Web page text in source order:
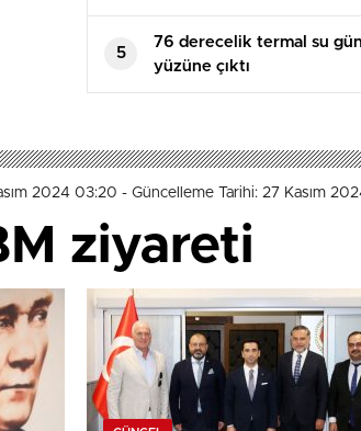
5
76 derecelik termal su gün
yüzüne çıktı
2024 03:20 - Güncelleme Tarihi: 27 Kasım
ziyareti